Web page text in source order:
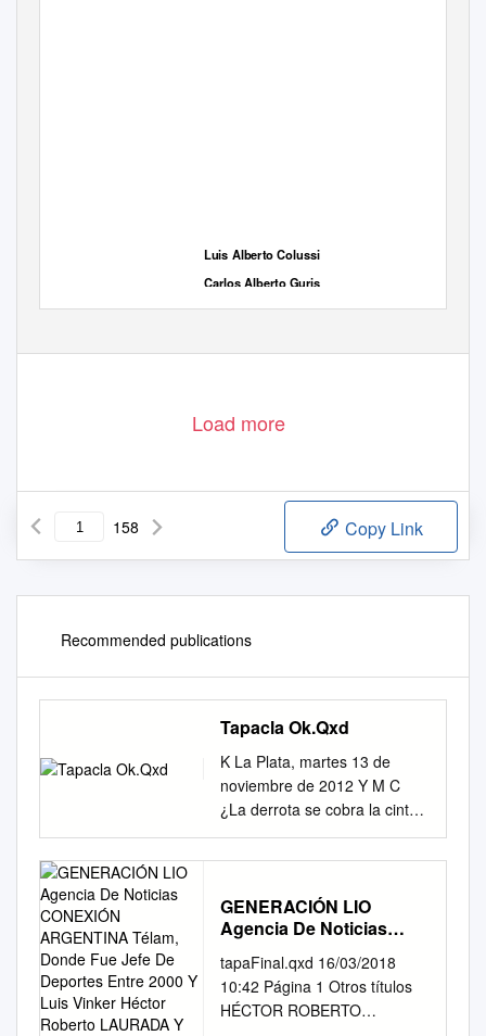
Luis Alberto Colussi
Carlos Alberto Guris
Victor Hugo Kurhy
Load more
158 Copy Link
Recommended publications
Tapacla Ok.Qxd
K La Plata, martes 13 de
noviembre de 2012 Y M C
¿La derrota se cobra la cinta?
Pedro Troglio evalúa la
posibilidad de sacar del
bajo rendimiento, luego de la
segunda derrota que sumó
Gimnasia en Jujuy.
Replanteos y autocríticas para
no perder el rumbo en un
GENERACIÓN LIO
Agencia De Noticias
Télam, Donde Fue Jefe
De Deportes Entre 2000
Y Luis Vinker Héctor
tapaFinal.qxd 16/03/2018
10:42 Página 1 Otros títulos
HÉCTOR ROBERTO